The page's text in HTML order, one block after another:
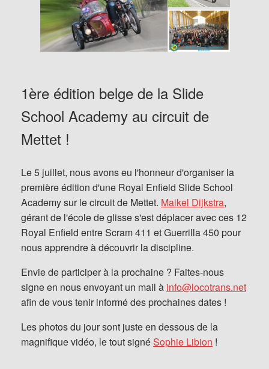
1ère édition belge de la Slide
School Academy au circuit de
Mettet !
Le 5 juillet, nous avons eu l'honneur d'organiser la
première édition d'une Royal Enfield Slide School
Academy sur le circuit de Mettet. Maikel Dijkstra,
gérant de l'école de glisse s'est déplacer avec ces 12
Royal Enfield entre Scram 411 et Guerrilla 450 pour
nous apprendre à découvrir la discipline.
Envie de participer à la prochaine ? Faites-nous
signe en nous envoyant un mail à info@locotrans.net
afin de vous tenir informé des prochaines dates !
Les photos du jour sont juste en dessous de la
magnifique vidéo, le tout signéSophie Libion !